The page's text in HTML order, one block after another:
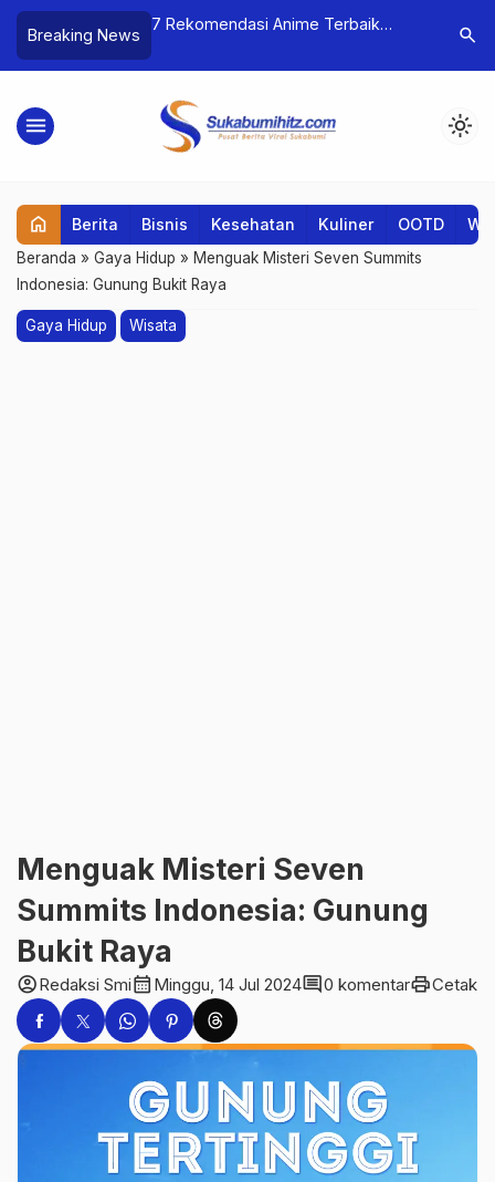
Breaking News
Mahasiswa
7 Rekomendasi Anime Terbaik
Penuh Aksi, Tawa, dan Cinta!
Stasiun
search
menu light_mode
home Berita Bisnis Kesehatan Kuliner OOTD
Beranda » Gaya Hidup » Menguak Misteri Seven Summits
Indonesia: Gunung Bukit Raya
Gaya Hidup Wisata
Menguak Misteri Seven
Summits Indonesia: Gunung
Bukit Raya
account_circleRedaksi Smicalendar_month Minggu, 14 Jul 2024comment0 komentarprintCetak